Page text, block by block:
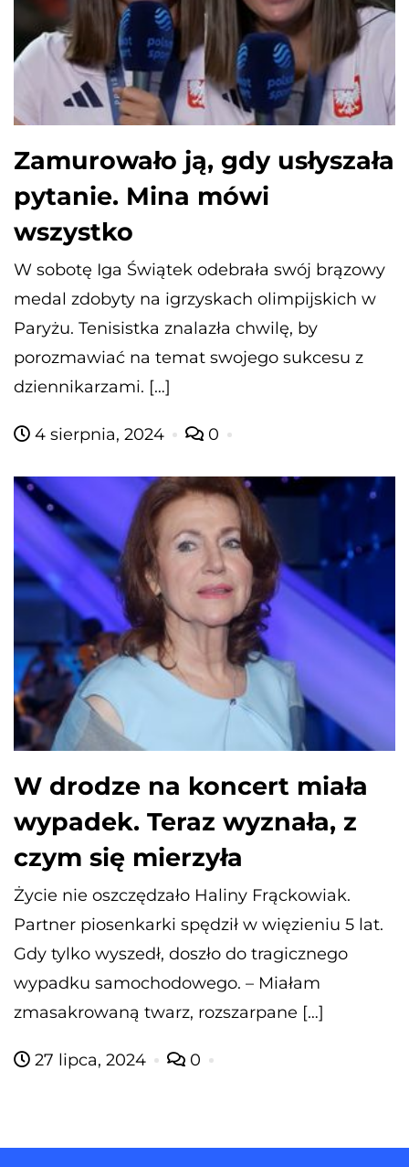
Zamurowało ją, gdy usłyszała
pytanie. Mina mówi
wszystko
W sobotę Iga Świątek odebrała swój brązowy
medal zdobyty na igrzyskach olimpijskich w
Paryżu. Tenisistka znalazła chwilę, by
porozmawiać na temat swojego sukcesu z
dziennikarzami. […]
4 sierpnia, 2024 0
W drodze na koncert miała
wypadek. Teraz wyznała, z
czym się mierzyła
Życie nie oszczędzało Haliny Frąckowiak.
Partner piosenkarki spędził w więzieniu 5 lat.
Gdy tylko wyszedł, doszło do tragicznego
wypadku samochodowego. – Miałam
zmasakrowaną twarz, rozszarpane […]
27 lipca, 2024 0